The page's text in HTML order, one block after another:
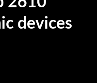
devices